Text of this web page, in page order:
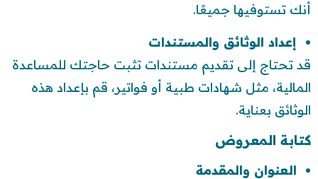
أنك تستوفيها جميعًا.
إعداد الوثائق والمستندات
قد تحتاج إلى تقديم مستندات تثبت حاجتك للمساعدة
المالية، مثل شهادات طبية أو فواتير، قم بإعداد هذه
الوثائق بعناية.
كتابة المعروض
العنوان والمقدمة